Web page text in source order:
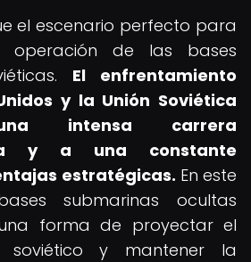
el escenario perfecto para
operación de las bases
El enfrentamiento
y la Unión Soviética
intensa carrera
y a una constante
estratégicas. En este
submarinas ocultas
forma de proyectar el
soviético y mantener la